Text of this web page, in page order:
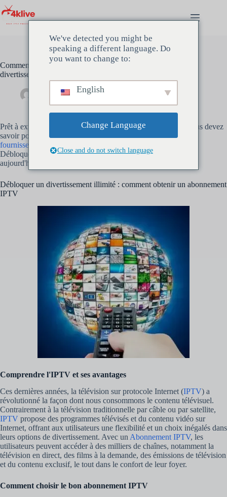
Passer
au
contenu
Comment obtenir un abonnement IPTV pour un
divertissement illimité 2024
Administrateur mars 30, 2024 Non classé
Prêt à explorer le monde deIPTV ? Découvrez tout ce que vous devez
savoir pour obtenir un
, de trouver le bon
fournisseur
Débloquez un monde de divertissement illimité avec
aujourd'hui!
Débloquer un divertissement illimité : comment obtenir un abonnement
IPTV
Comprendre l'IPTV et ses avantages
Ces dernières années, la télévision sur protocole Internet (IPTV) a
révolutionné la façon dont nous consommons le contenu télévisuel.
Contrairement à la télévision traditionnelle par câble ou par satellite,
IPTV propose des programmes télévisés et du contenu vidéo sur
Internet, offrant aux utilisateurs une flexibilité et un choix inégalés dans
leurs options de divertissement. Avec un Abonnement IPTV, les
utilisateurs peuvent accéder à des milliers de chaînes, notamment la
télévision en direct, des films à la demande, des émissions de télévision
et du contenu exclusif, le tout dans le confort de leur foyer.
Comment choisir le bon abonnement IPTV
We've detected you might be
speaking a different language. Do
you want to change to:
English
Change Language
Close and do not switch language